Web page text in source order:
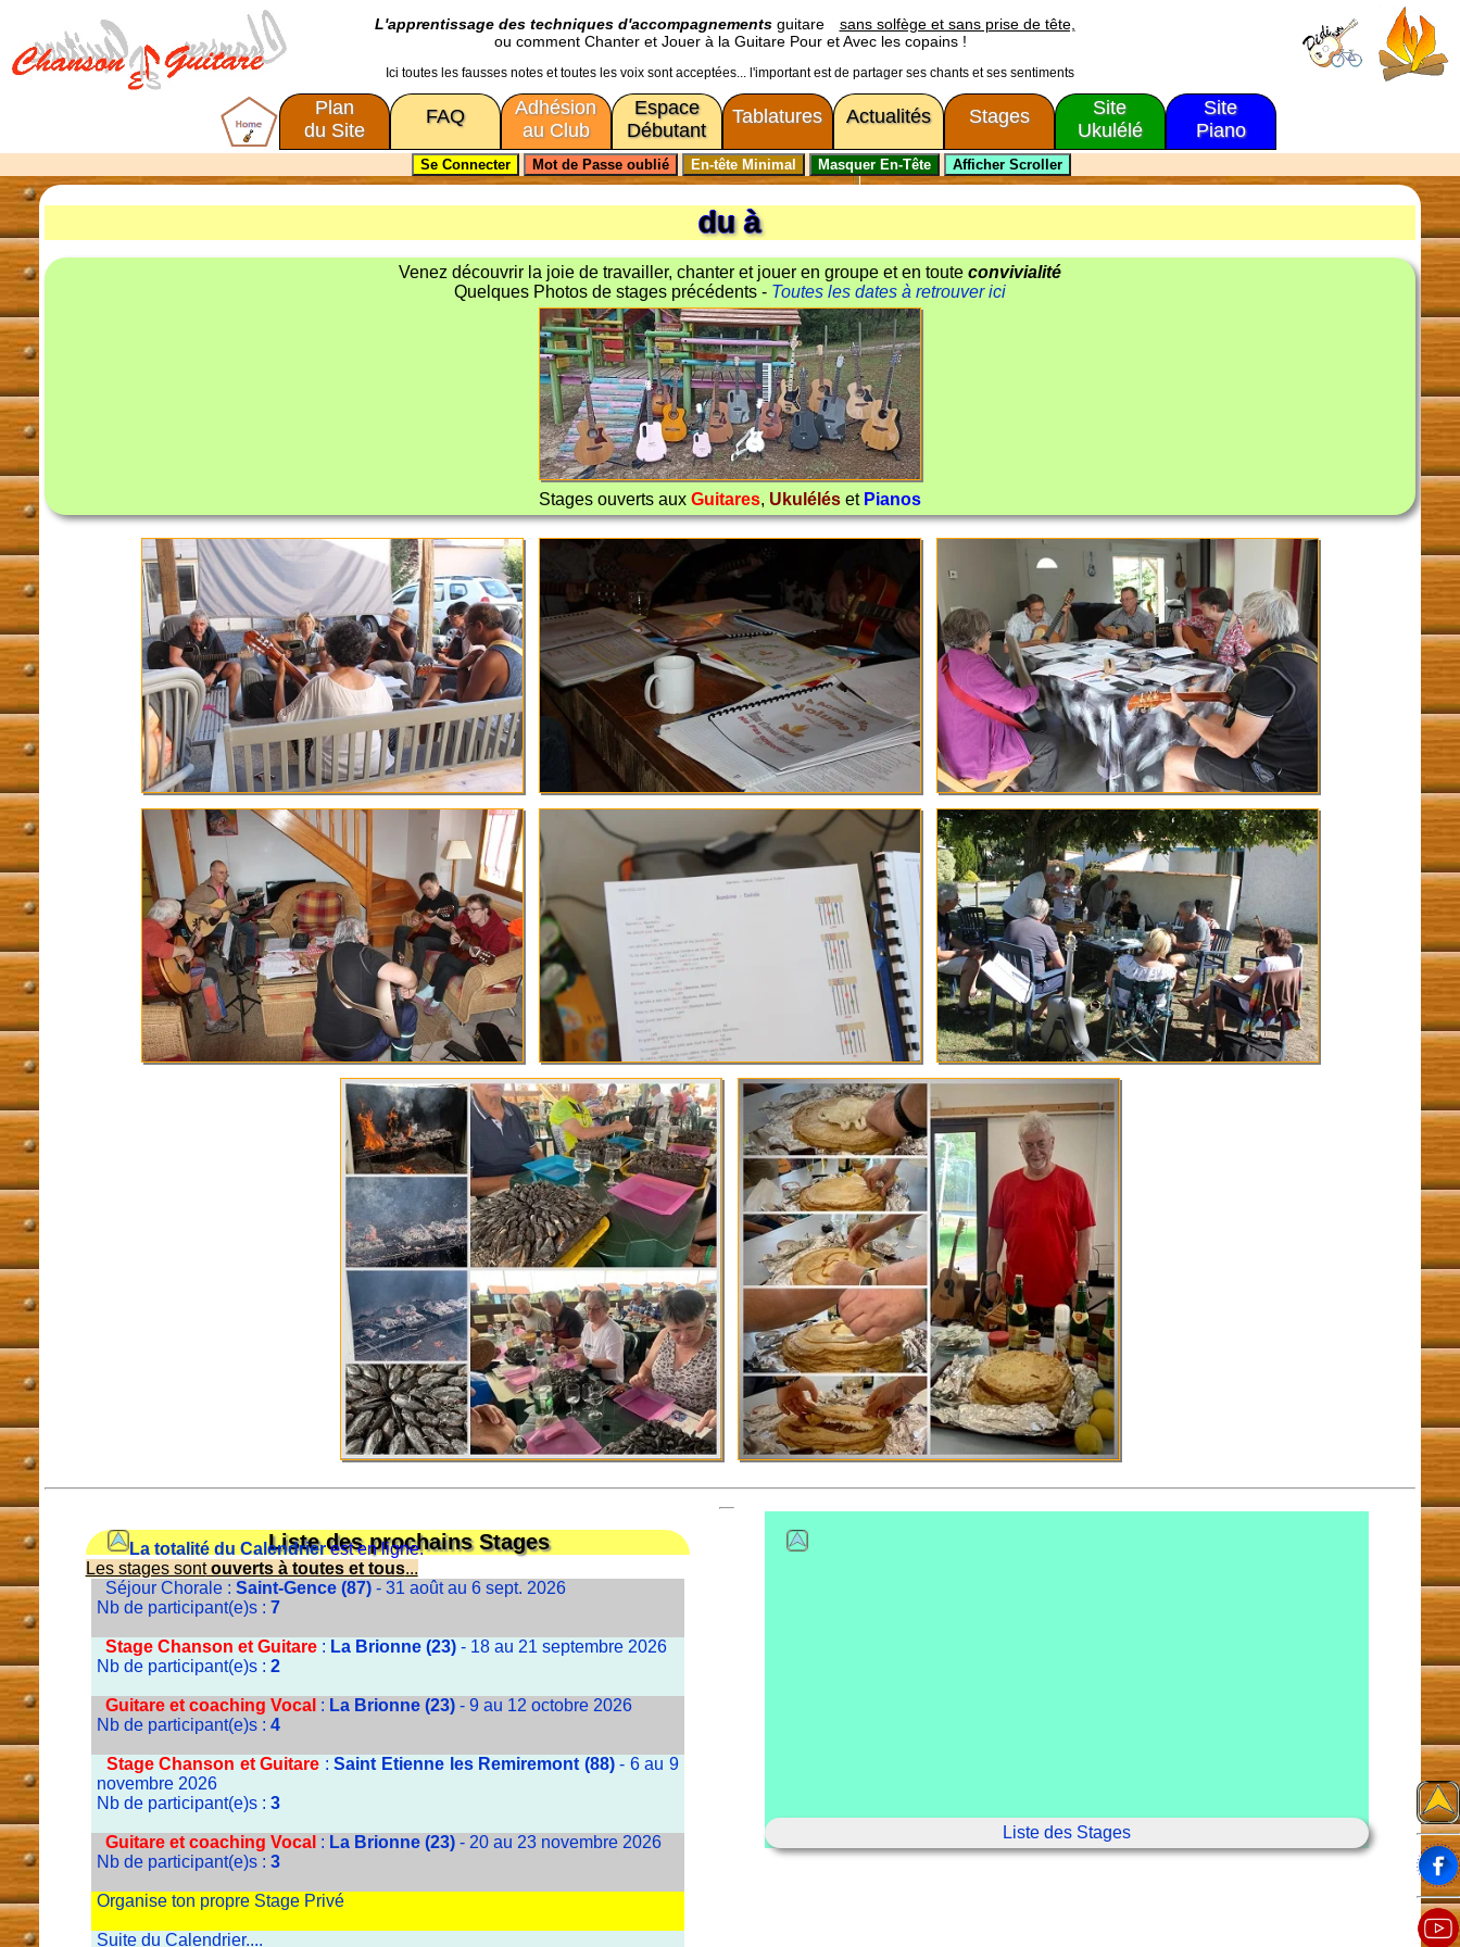
L'apprentissage des techniques d'accompagnementsguitare
sans solfège et sans prise de tête,
ou comment Chanter et Jouer à la Guitare Pour et Avec les copains !
Ici toutes les fausses notes et toutes les voix sont acceptées... l'important est de partager ses chants et ses sentiments
Plan
du Site
FAQ
Adhésion
au Club
Espace
Débutant
Tablatures Actualités Stages
Site
Ukulélé
Site
Piano
du à
Venez découvrir la joie de travailler, chanter et jouer en groupe et en toute convivialité
Quelques Photos de stages précédents - Toutes les dates à retrouver ici
Stages ouverts aux Guitares, Ukulélés et Pianos
Liste des prochains Stages
La totalité du Calendrierest en ligne.
Les stages sontouverts à toutes et tous...
Séjour Chorale : Saint-Gence (87)- 31 août au 6 sept. 2026
Nb de participant(e)s : 7
Stage Chanson et Guitare: La Brionne (23)- 18 au 21 septembre 2026
Nb de participant(e)s : 2
Guitare et coaching Vocal : La Brionne (23)- 9 au 12 octobre 2026
Nb de participant(e)s : 4
Stage Chanson et Guitare :Saint Etienne les Remiremont (88)- 6 au 9
novembre 2026
Nb de participant(e)s : 3
Guitare et coaching Vocal : La Brionne (23)- 20 au 23 novembre 2026
Nb de participant(e)s : 3
Organise ton propre Stage Privé
Suite du Calendrier....
Liste des Stages